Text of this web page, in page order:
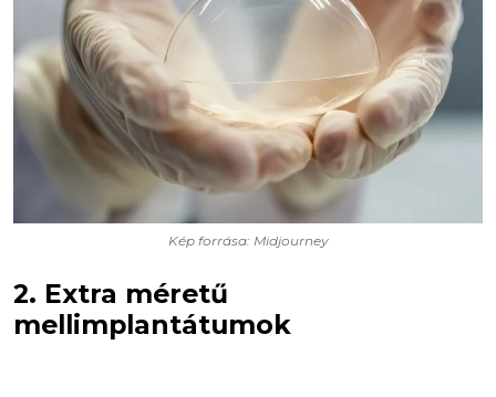
Kép forrása: Midjourney
2. Extra méretű
mellimplantátumok